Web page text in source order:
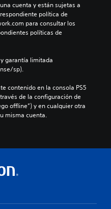
cuenta y están sujetas a
política de
para consultar los
políticas de
garantía limitada
sp).
contenido en la consola PS5
de la configuración de
offline”) y en cualquier otra
misma cuenta.